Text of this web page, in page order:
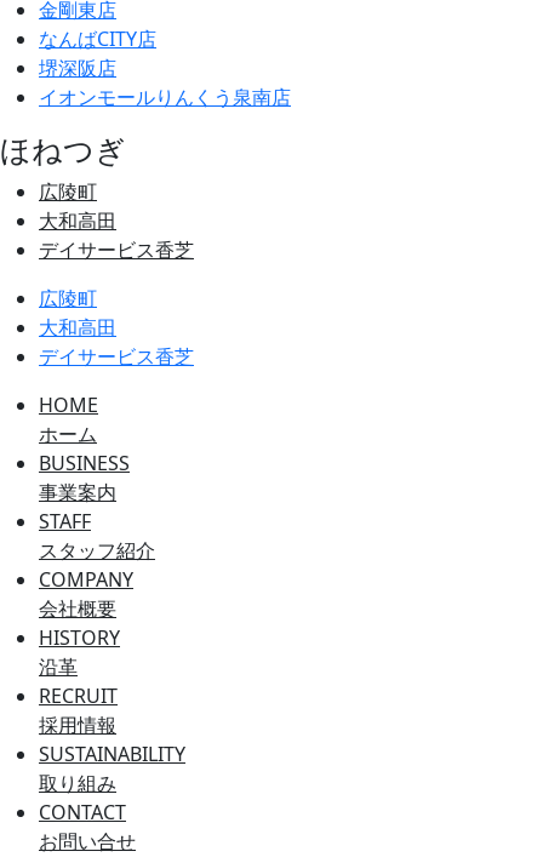
金剛東店
なんばCITY店
堺深阪店
イオンモールりんくう泉南店
ほねつぎ
広陵町
大和高田
デイサービス香芝
広陵町
大和高田
デイサービス香芝
HOME
ホーム
BUSINESS
事業案内
STAFF
スタッフ紹介
COMPANY
会社概要
HISTORY
沿革
RECRUIT
採用情報
SUSTAINABILITY
取り組み
CONTACT
お問い合せ